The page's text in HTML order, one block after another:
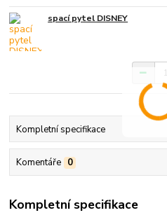
spací pytel DISNEY
Kompletní specifikace
Komentáře 0
Kompletní specifikace